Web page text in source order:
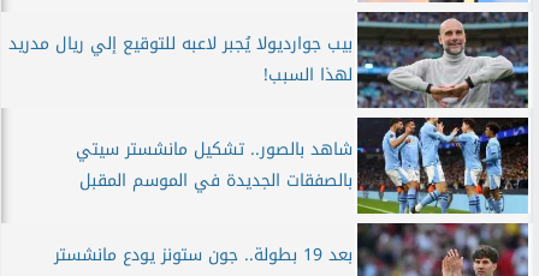
بيب جوارديولا يُجبر لاعبه للتوقيع إلي ريال مدريد
لهذا السبب!
شاهد بالصور.. تشكيل مانشستر سيتي
بالصفقات الجديدة في الموسم المقبل
بعد 19 بطولة.. جون ستونز يودع مانشستر